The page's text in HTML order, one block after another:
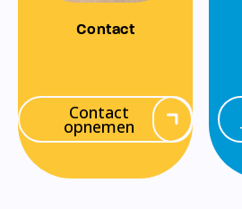
Contact
Contact
opnemen